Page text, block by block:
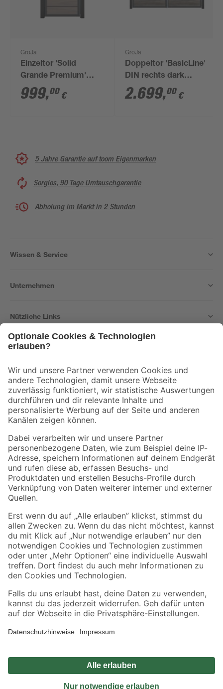
GroJa
Einzeltor 'Solid
Grande Premium'
BPC/Aluminium
Universal DIN
999,00 €
GroJa
Doppeltor 'BasicLine'
DIN rechts dark
oak/anthrazit 300 x
180 cm
2.699,00 €
5 Jahre Garantie auf toom Eigenmarken
Sorglos, 90 Tage Umtauschgarantie
Abholung im Markt in 2 Stunden
Wissen & Service
Unternehmen
Nützliche Links
Der toom Newsletter: Keine Angebote und Aktionen mehr verpassen!
Zur Newsletter Anmeldung
Folge uns
Zahlungsarten Versandarten
Sicher einkaufen
Jetzt die toom-App herunterladen
Alle Preisangaben in EUR inkl. gesetzl. MwSt.. Die dargestellten Angebote sind unter
Umständen nicht in allen Märkten verfügbar. Die angegebenen Verfügbarkeiten beziehen
Produkte nur solange der Vorrat reicht.
*Paketversand ab 59 € versandkostenfrei, gilt nicht für Artikel mit Speditionsversand, hier
Privatsphäre Impressum
Nutzungsbedingungen
Widerrufsrecht
Vertrag widerrufen